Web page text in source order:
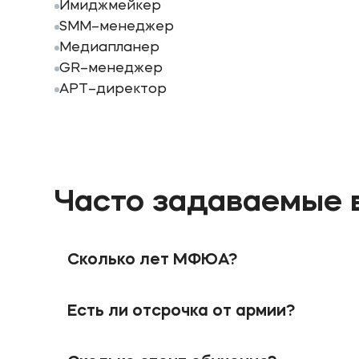
Имиджмейкер
SMM–менеджер
Медиапланер
GR–менеджер
АРТ–директор
Часто задаваемые
Сколько лет МФЮА?
Московская финансово-юридическая
Есть ли отсрочка от армии?